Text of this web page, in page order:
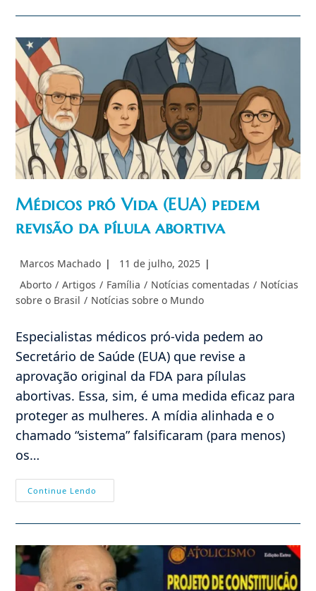
São
Miguel
Arcanjo
Consagra
Brasil
À
Sua
Proteção
Médicos pró Vida (EUA) pedem
revisão da pílula abortiva
Autor
post:
Marcos Machado
Post
11 de julho, 2025
Categoria
do
Aborto / Artigos / Família / Notícias comentadas / Notícias
sobre o Brasil / Notícias sobre o Mundo
Especialistas médicos pró-vida pedem ao
Secretário de Saúde (EUA) que revise a
aprovação original da FDA para pílulas
abortivas. Essa, sim, é uma medida eficaz para
proteger as mulheres. A mídia alinhada e o
chamado “sistema” falsificaram (para menos)
os…
Continue Lendo
Pró
(EUA)
Da
Pílula
Abortiva